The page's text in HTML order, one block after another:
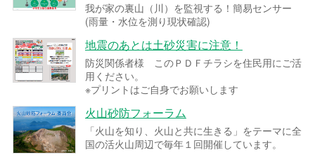
我が家の裏山（川）を監視する！簡易センサー
(雨量・水位を測り現状確認)
地震のあとは土砂災害に注意！
防災関係者様 このＰＤＦチラシを住民用にご活
用ください。
※プリントはご自身でお願いします
火山砂防フォーラム
「火山を知り、火山と共に生きる」をテーマに全
国の活火山周辺で毎年１回開催しています。